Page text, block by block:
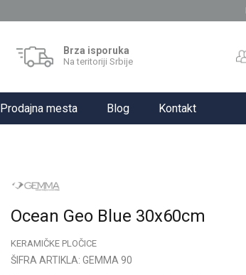
Brza isporuka
Na teritoriji Srbije
Prodajna mesta Blog Kontakt
Ocean Geo Blue 30x60cm
KERAMIČKE PLOČICE
ŠIFRA ARTIKLA: GEMMA 90